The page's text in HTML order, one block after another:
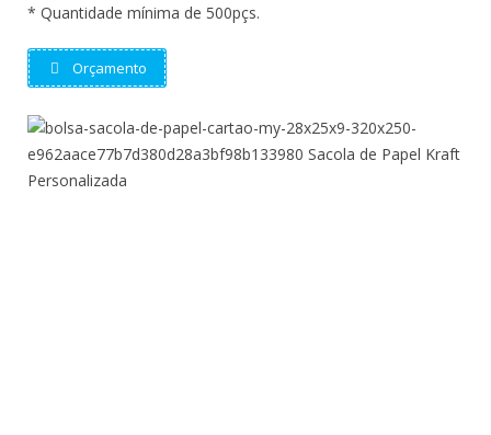
* Quantidade mínima de 500pçs.
Orçamento